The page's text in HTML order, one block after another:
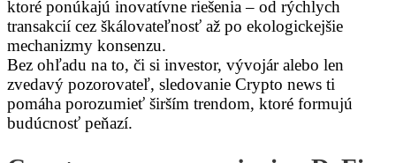
ktoré ponúkajú inovatívne riešenia – od rýchlych
transakcií cez škálovateľnosť až po ekologickejšie
mechanizmy konsenzu.
Bez ohľadu na to, či si investor, vývojár alebo len
zvedavý pozorovateľ, sledovanie Crypto news ti
pomáha porozumieť širším trendom, ktoré formujú
budúcnosť peňazí.